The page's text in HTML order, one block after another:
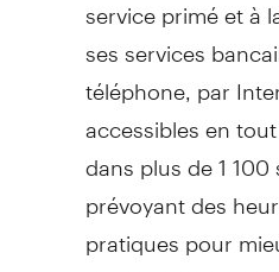
ses services
téléphone, par
accessibles en
dans plus de 1
prévoyant des
pratiques pour